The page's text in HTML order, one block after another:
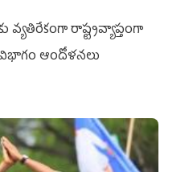
వ్యతిరేకంగా రాష్ట్రవ్యాప్తంగా
ఆందోళనలు